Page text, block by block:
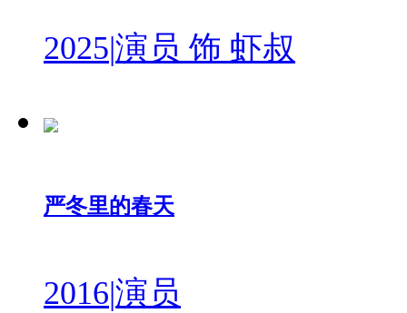
2025|演员 饰 虾叔
严冬里的春天
2016|演员